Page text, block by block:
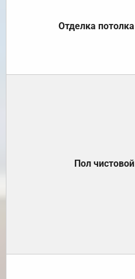
Отделка потолка
Пол чистовой